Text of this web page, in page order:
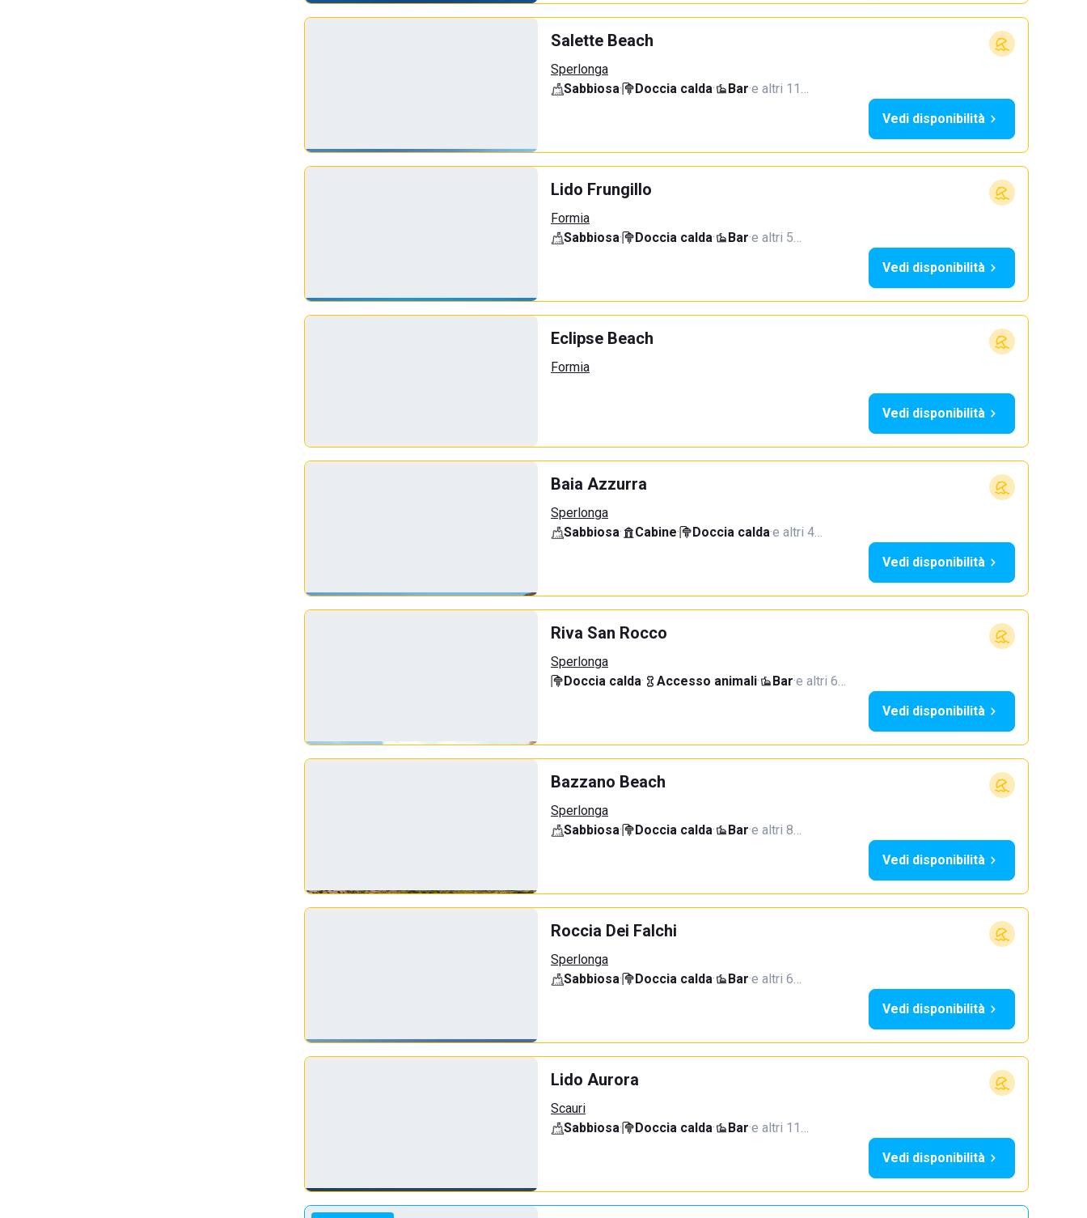
Salette Beach
Sperlonga
Sabbiosa· Doccia calda· Bar·e altri 11…
Vedi disponibilità
Lido Frungillo
Formia
Sabbiosa· Doccia calda· Bar·e altri 5…
Vedi disponibilità
Eclipse Beach
Formia
Vedi disponibilità
Baia Azzurra
Sperlonga
Sabbiosa· Cabine· Doccia calda·e altri 4…
Vedi disponibilità
Riva San Rocco
Sperlonga
Doccia calda· Accesso animali· Bar·e altri 6…
Vedi disponibilità
Bazzano Beach
Sperlonga
Sabbiosa· Doccia calda· Bar·e altri 8…
Vedi disponibilità
Roccia Dei Falchi
Sperlonga
Sabbiosa· Doccia calda· Bar·e altri 6…
Vedi disponibilità
Lido Aurora
Scauri
Sabbiosa· Doccia calda· Bar·e altri 11…
Vedi disponibilità